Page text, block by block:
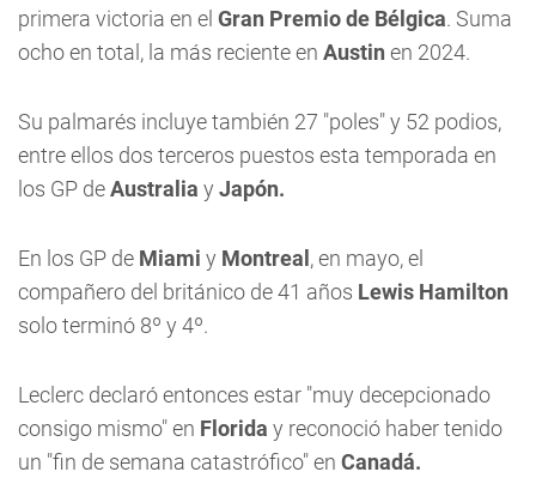
primera victoria en el Gran Premio de Bélgica. Suma
ocho en total, la más reciente en Austin en 2024.
Su palmarés incluye también 27 "poles" y 52 podios,
entre ellos dos terceros puestos esta temporada en
los GP deAustralia y Japón.
En los GP de Miami y Montreal , en mayo, el
compañero del británico de 41 años Lewis Hamilton
solo terminó 8º y 4º.
Leclerc declaró entonces estar "muy decepcionado
consigo mismo" en Florida y reconoció haber tenido
un "fin de semana catastrófico" en Canadá.